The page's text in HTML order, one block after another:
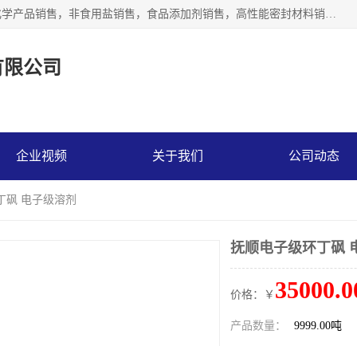
沈阳默塔化学有限公司经营范围包括：化工产品销售，专用化学产品销售，非食用盐销售，食品添加剂销售，高性能密封材料销售，涂料销售，合成材料销售，工程塑料及合成树脂销售等；主要产品有高纯电子级环丁砜，总金属离子可控制在ppb级别、纯度高、颜色浅、耐高温分解时间长，特别适合于半导体制造，硅片晶圆制造，清洗湿电子化学品，锂电池电解液，电子油墨，特种材料等高端行业；也适用于医药合成。
公司
企业视频 关于我们 公司动态
砜 电子级溶剂
抚顺电子级环丁砜
价格：￥
产品数量： 9999.00吨